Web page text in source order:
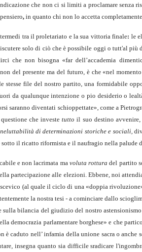
che non ci si limiti a proclamare senza
, in quanto chi non lo accetta
tra il proletariato e la sua vittoria finale: le
solo di ciò che è possibile oggi o tutt'al
che non bisogna «far dell’accademia
del presente ma del futuro, è che «nel
file del nostro partito, una formidabile
da qualunque intenzione o pio desiderio o
saranno diventati schioppettate», come a
che investetuttoil suo destino
di determinazioni storiche e sociali,
il ricatto riformista e il naufragio nella palude
e non lacrimata ma voluta rotturadel partito
partecipazione alle elezioni. Ebbene, noi
(al quale il ciclo di una «dop­pia
la nostra tesi - a cominciare dallo
sulla bilancia del giudizio del nostro
democrazia parlamentare borghese» e che
caduto nell’ infamia della unione sacra o
insegna quanto sia difficile sradicare